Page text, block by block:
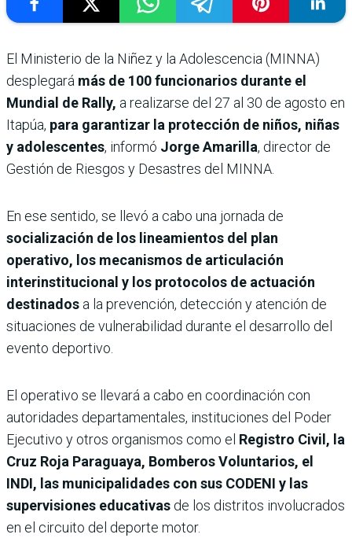
El Ministerio de la Niñez y la Adolescencia (MINNA)
desplegará más de 100 funcionarios durante el
Mundial de Rally, a realizarse del 27 al 30 de agosto en
Itapúa, para garantizar la protección de niños, niñas
y adolescentes, informó Jorge Amarilla, director de
Gestión de Riesgos y Desastres del MINNA.
En ese sentido, se llevó a cabo una jornada de
socialización de los lineamientos del plan
operativo, los mecanismos de articulación
interinstitucional y los protocolos de actuación
destinados a la prevención, detección y atención de
situaciones de vulnerabilidad durante el desarrollo del
evento deportivo.
El operativo se llevará a cabo en coordinación con
autoridades departamentales, instituciones del Poder
Ejecutivo y otros organismos como el Registro Civil, la
Cruz Roja Paraguaya, Bomberos Voluntarios, el
INDI, las municipalidades con sus CODENI y las
supervisiones educativas de los distritos involucrados
en el circuito del deporte motor.